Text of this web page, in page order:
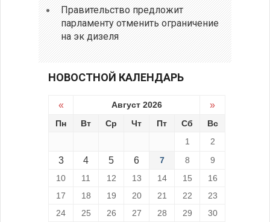
Правительство предложит
парламенту отменить ограничение
на эк дизеля
НОВОСТНОЙ КАЛЕНДАРЬ
« Август 2026 »
Пн Вт Ср Чт Пт Сб
Вс
1
2
3 4 5 6 7 8
9
10
11 12 13 14 15
16
17
18 19 20 21 22
23
24
25 26 27 28 29
30